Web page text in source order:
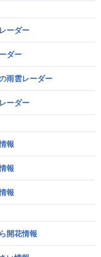
ーダー
ダー
雨雲レーダー
ーダー
報
報
報
開花情報